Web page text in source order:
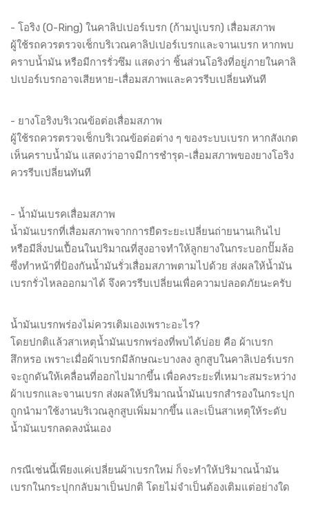
- โอริง (O-Ring) ในคาลิปเปอร์เบรก (ก้ามปูเบรก) เสื่อมสภาพ
ผู้ใช้รถควรตรวจเช็กบริเวณคาลิปเปอร์เบรกและจานเบรก หากพบ
คราบน้ำมัน หรือมีการรั่วซึม แสดงว่า ชิ้นส่วนโอริงที่อยู่ภายในคาลิ
ปเปอร์เบรกอาจเสียหาย-เสื่อมสภาพและควรรีบเปลี่ยนทันที
- ยางโอริงบริเวณข้อต่อเสื่อมสภาพ
ผู้ใช้รถควรตรวจเช็กบริเวณข้อต่อต่าง ๆ ของระบบเบรก หากสังเกต
เห็นคราบน้ำมัน แสดงว่าอาจมีการชำรุด-เสื่อมสภาพของยางโอริง
ควรรีบเปลี่ยนทันที
- น้ำมันเบรคเสื่อมสภาพ
น้ำมันเบรกที่เสื่อมสภาพจากการยืดระยะเปลี่ยนถ่ายนานเกินไป
หรือมีสิ่งปนเปื้อนในปริมาณที่สูงอาจทำให้ลูกยางในกระบอกปั๊มล้อ
ซึ่งทำหน้าที่ป้องกันน้ำมันรั่วเสื่อมสภาพตามไปด้วย ส่งผลให้น้ำมัน
เบรกรั่วไหลออกมาได้ จึงควรรีบเปลี่ยนเพื่อความปลอดภัยนะครับ
น้ำมันเบรกพร่องไม่ควรเติมเองเพราะอะไร?
โดยปกติแล้วสาเหตุน้ำมันเบรกพร่องที่พบได้บ่อย คือ ผ้าเบรก
สึกหรอ เพราะเมื่อผ้าเบรกมีลักษณะบางลง ลูกสูบในคาลิเปอร์เบรก
จะถูกดันให้เคลื่อนที่ออกไปมากขึ้น เพื่อคงระยะที่เหมาะสมระหว่าง
ผ้าเบรกและจานเบรก ส่งผลให้ปริมาณน้ำมันเบรกสำรองในกระปุก
ถูกนำมาใช้งานบริเวณลูกสูบเพิ่มมากขึ้น และเป็นสาเหตุให้ระดับ
น้ำมันเบรกลดลงนั่นเอง
กรณีเช่นนี้เพียงแค่เปลี่ยนผ้าเบรกใหม่ ก็จะทำให้ปริมาณน้ำมัน
เบรกในกระปุกกลับมาเป็นปกติ โดยไม่จำเป็นต้องเติมแต่อย่างใด